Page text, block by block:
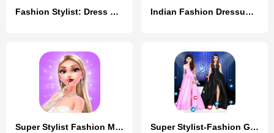
Fashion Stylist: Dress Up Game Indian Fashion Dressup Stylist
Super Stylist Fashion Makeover Super Stylist-Fashion Games